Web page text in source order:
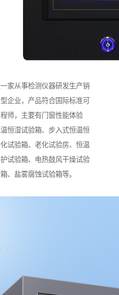
家从事检测仪器研发生产销
企业，产品符合国际标准可
师，主要有门窗性能体验
恒湿试验箱、步入式恒温恒
试验箱、老化试验房、恒温
试验箱、电热鼓风干燥试验
、盐雾腐蚀试验箱等。